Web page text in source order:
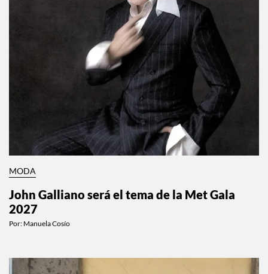
MODA
John Galliano será el tema de la Met Gala
2027
Por: Manuela Cosío